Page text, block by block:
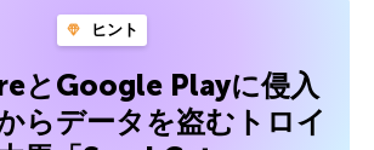
ヒント
とGoogle Playに侵入
らデータを盗むトロイ